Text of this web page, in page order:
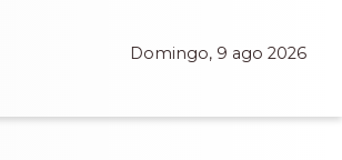
Domingo, 9 ago 2026